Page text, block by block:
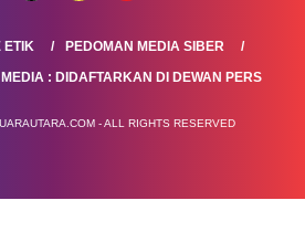
ETIK
PEDOMAN MEDIA SIBER
MEDIA : DIDAFTARKAN DI DEWAN PERS
- ALL RIGHTS RESERVED